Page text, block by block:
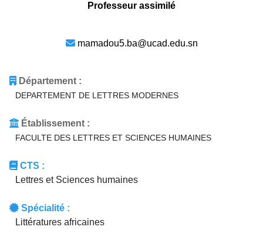
Professeur assimilé
mamadou5.ba@ucad.edu.sn
Département :
DEPARTEMENT DE LETTRES MODERNES
Établissement :
FACULTE DES LETTRES ET SCIENCES HUMAINES
CTS :
Lettres et Sciences humaines
Spécialité :
Littératures africaines